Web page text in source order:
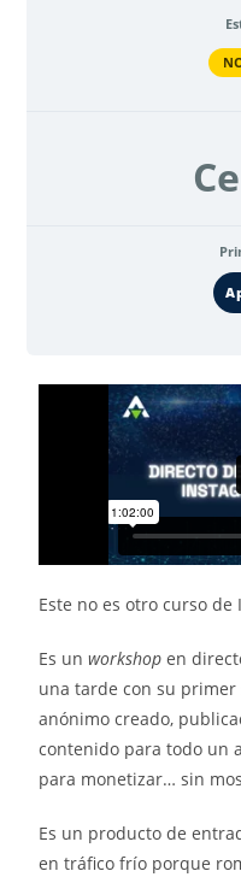
Este no es otro curso de
Es unworkshop en
una tarde con su
anónimo creado,
contenido para todo un
para monetizar… sin
Es un producto de
en tráfico frío porque